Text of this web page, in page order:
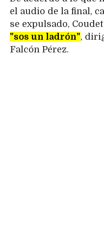
el audio de la final,
se expulsado,
"sos un ladrón",
Falcón Pérez.